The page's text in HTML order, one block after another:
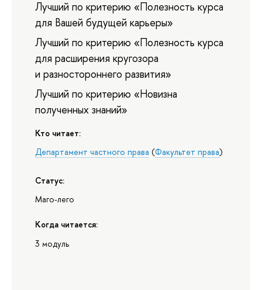
Лучший по критерию «Полезность курса
для Вашей будущей карьеры»
Лучший по критерию «Полезность курса
для расширения кругозора
и разностороннего развития»
Лучший по критерию «Новизна
полученных знаний»
Кто читает:
Департамент частного права (Факультет права)
Статус:
Маго-лего
Когда читается:
3 модуль